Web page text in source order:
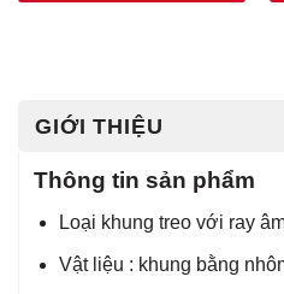
GIỚI THIỆU
Thông tin sản phẩm
Loại khung treo với ray
Vật liệu : khung bằng